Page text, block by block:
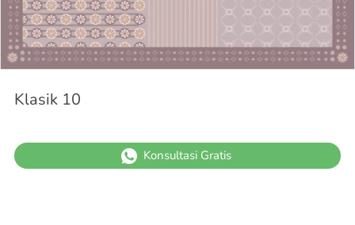
Klasik 10
` Konsultasi Gratis